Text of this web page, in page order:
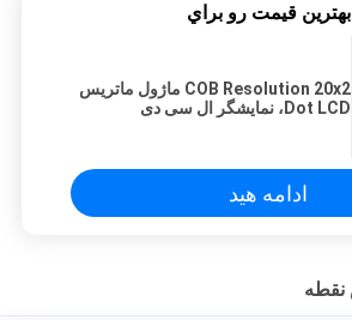
بهترين قيمت رو براي
COB Resolution 20x2 ماژول ماتریس
Dot LCD، نمایشگر ال سی دی
ادامه هید